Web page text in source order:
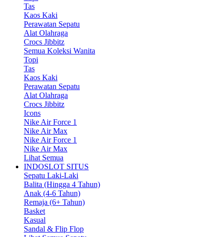
Tas
Kaos Kaki
Perawatan Sepatu
Alat Olahraga
Crocs Jibbitz
Semua Koleksi Wanita
Topi
Tas
Kaos Kaki
Perawatan Sepatu
Alat Olahraga
Crocs Jibbitz
Icons
Nike Air Force 1
Nike Air Max
Nike Air Force 1
Nike Air Max
Lihat Semua
INDOSLOT SITUS
Sepatu Laki-Laki
Balita (Hingga 4 Tahun)
Anak (4-6 Tahun)
Remaja (6+ Tahun)
Basket
Kasual
Sandal & Flip Flop